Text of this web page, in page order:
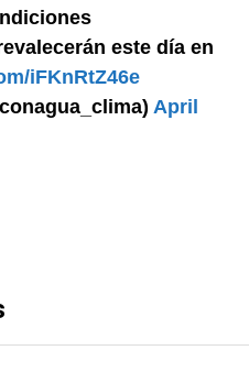
este día en
iFKnRtZ46e
April